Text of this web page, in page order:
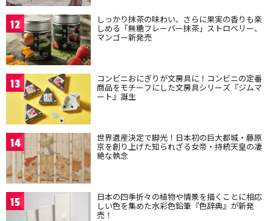
12 しっかり抹茶の味わい、さらに果実の香りも楽
しめる「無糖フレーバー抹茶」ストロベリー、
マンゴー新発売
13 コンビニおにぎりが文房具に！コンビニの定番
商品をモチーフにした文房具シリーズ『ジムマ
ート』誕生
14 世界遺産決定で脚光！日本初の巨大都城・藤原
京を創り上げた知られざる女帝・持統天皇の凄
絶な執念
15 日本の四季折々の植物や情景を描くことに相応
しい色を集めた水彩色鉛筆『色辞典』が新発
売！